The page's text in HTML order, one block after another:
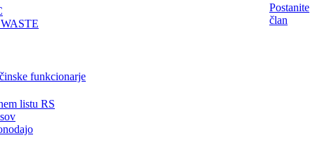
funkcionarje
listu RS
Postanite
član